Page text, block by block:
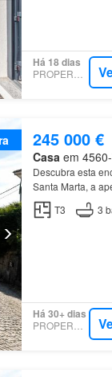
Há 18 dias
245 000 €
Casa em
Descubra esta
Santa Marta, a
habitação é
T3 3
Há 30+ dias